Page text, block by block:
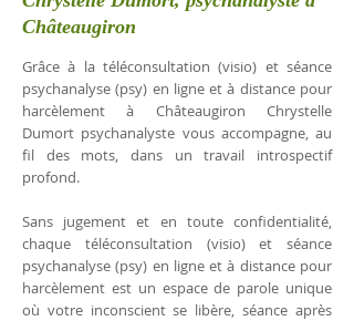
Châteaugiron
Grâce à la téléconsultation (visio) et séance
psychanalyse (psy) en ligne et à distance pour
harcèlement à Châteaugiron Chrystelle
Dumort psychanalyste vous accompagne, au
fil des mots, dans un travail introspectif
profond.
Sans jugement et en toute confidentialité,
chaque téléconsultation (visio) et séance
psychanalyse (psy) en ligne et à distance pour
harcèlement est un espace de parole unique
où votre inconscient se libère, séance après